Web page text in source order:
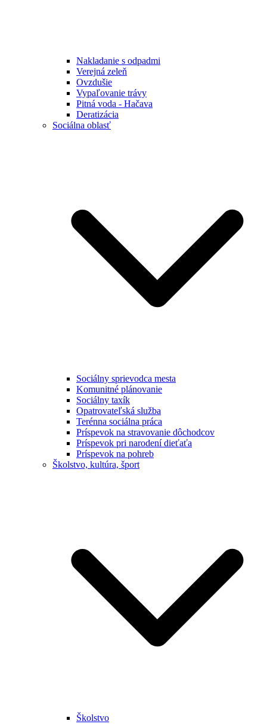
Nakladanie s odpadmi
Verejná zeleň
Ovzdušie
Vypaľovanie trávy
Pitná voda - Hačava
Deratizácia
Sociálna oblasť
Sociálny sprievodca mesta
Komunitné plánovanie
Sociálny taxík
Opatrovateľská služba
Terénna sociálna práca
Príspevok na stravovanie dôchodcov
Príspevok pri narodení dieťaťa
Príspevok na pohreb
Školstvo, kultúra, šport
Školstvo